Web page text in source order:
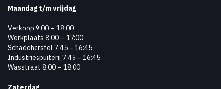
Maandag t/m vrijdag
Verkoop 9:00 – 18:00
Werkplaats 8:00 – 17:00
Schadeherstel 7:45 – 16:45
Industriespuiterij 7:45 – 16:45
Wasstraat 8:00 – 18:00
Zaterdag